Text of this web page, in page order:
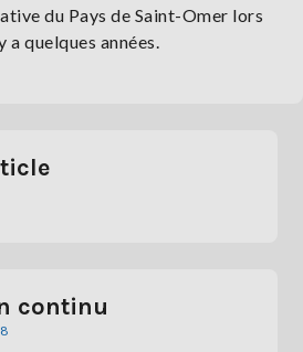
du Pays de Saint-Omer lors
quelques années.
continu